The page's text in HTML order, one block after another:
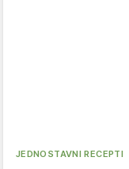
JEDNOSTAVNI RECEPTI